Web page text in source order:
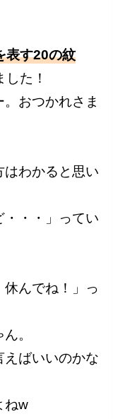
表す20の紋
た！
おつかれさま
わかると思い
・・」ってい
んでね！」っ
。
ばいいのかな
ねw